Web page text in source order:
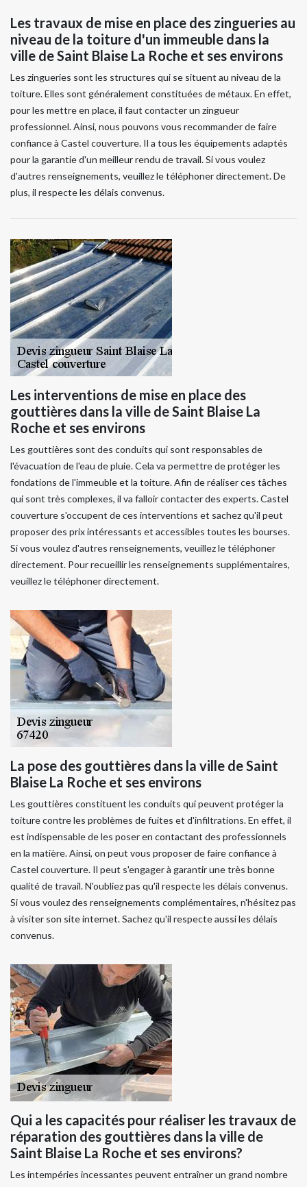
Les travaux de mise en place des zingueries au
niveau de la toiture d'un immeuble dans la
ville de Saint Blaise La Roche et ses environs
Les zingueries sont les structures qui se situent au niveau de la
toiture. Elles sont généralement constituées de métaux. En effet,
pour les mettre en place, il faut contacter un zingueur
professionnel. Ainsi, nous pouvons vous recommander de faire
confiance à Castel couverture. Il a tous les équipements adaptés
pour la garantie d'un meilleur rendu de travail. Si vous voulez
d'autres renseignements, veuillez le téléphoner directement. De
plus, il respecte les délais convenus.
Les interventions de mise en place des
gouttières dans la ville de Saint Blaise La
Roche et ses environs
Les gouttières sont des conduits qui sont responsables de
l'évacuation de l'eau de pluie. Cela va permettre de protéger les
fondations de l'immeuble et la toiture. Afin de réaliser ces tâches
qui sont très complexes, il va falloir contacter des experts. Castel
couverture s'occupent de ces interventions et sachez qu'il peut
proposer des prix intéressants et accessibles toutes les bourses.
Si vous voulez d'autres renseignements, veuillez le téléphoner
directement. Pour recueillir les renseignements supplémentaires,
veuillez le téléphoner directement.
La pose des gouttières dans la ville de Saint
Blaise La Roche et ses environs
Les gouttières constituent les conduits qui peuvent protéger la
toiture contre les problèmes de fuites et d'infiltrations. En effet, il
est indispensable de les poser en contactant des professionnels
en la matière. Ainsi, on peut vous proposer de faire confiance à
Castel couverture. Il peut s'engager à garantir une très bonne
qualité de travail. N'oubliez pas qu'il respecte les délais convenus.
Si vous voulez des renseignements complémentaires, n'hésitez pas
à visiter son site internet. Sachez qu'il respecte aussi les délais
convenus.
Qui a les capacités pour réaliser les travaux de
réparation des gouttières dans la ville de
Saint Blaise La Roche et ses environs?
Les intempéries incessantes peuvent entraîner un grand nombre